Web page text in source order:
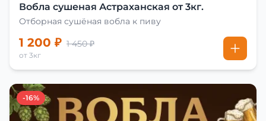
Вобла сушеная Астраханская от 3кг.
Отборная сушёная вобла к пиву
1 200 ₽ 1 450 ₽
от 3кг
-16%